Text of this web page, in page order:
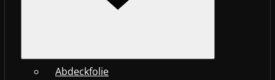
Abdeckfolie